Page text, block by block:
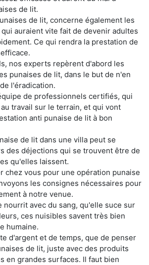
de lit.
de lit, concerne également les
auraient vite fait de devenir adultes
Ce qui rendra la prestation de
nos experts repèrent d'abord les
punaises de lit, dans le but de n'en
l'éradication.
de professionnels certifiés, qui
travail sur le terrain, et qui vont
anti punaise de lit à bon
de lit dans une villa peut se
des déjections qui se trouvent être de
qu'elles laissent.
chez vous pour une opération punaise
les consignes nécessaires pour
à notre venue.
nourrit avec du sang, qu'elle suce sur
ces nuisibles savent très bien
humaine.
d'argent et de temps, que de penser
de lit, juste avec des produits
en grandes surfaces. Il faut bien